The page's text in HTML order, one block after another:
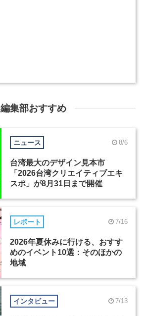
編集部おすすめ
ニュース 8/6
台湾最大のデザイン見本市
「2026台湾クリエイティブエキ
スポ」が8月31日まで開催
レポート 7/16
2026年夏休みに行ける、おすす
めのイベント10選：そのほかの
地域
インタビュー 7/13